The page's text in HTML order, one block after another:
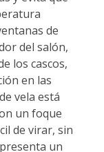
de
del salón,
los cascos,
en las
vela está
un foque
de virar, sin
un